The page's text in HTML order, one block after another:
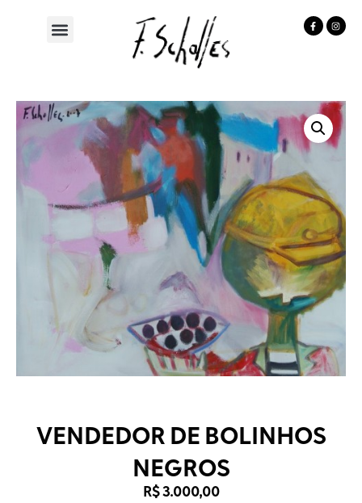
VENDEDOR DE BOLINHOS
NEGROS
R$3.000,00